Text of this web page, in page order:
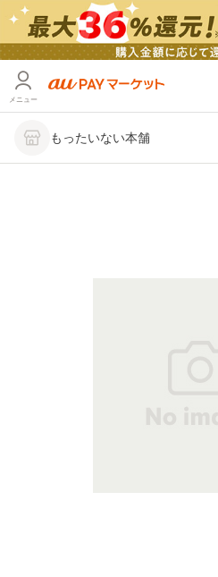
メニュー
もったいない本舗